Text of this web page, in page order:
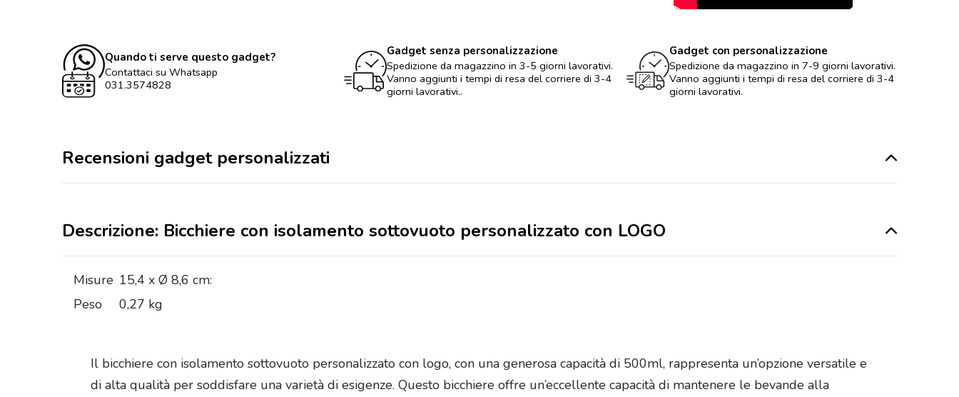
Quando ti serve questo gadget?
Contattaci su Whatsapp
031.3574828
Gadget senza personalizzazione
Spedizione da magazzino in 3-5 giorni lavorativi.
Vanno aggiunti i tempi di resa del corriere di 3-4
giorni lavorativi..
Gadget con personalizzazione
Spedizione da magazzino in 7-9 giorni lavorativi.
Vanno aggiunti i tempi di resa del corriere di 3-4
giorni lavorativi.
Recensioni gadget personalizzati
Descrizione: Bicchiere con isolamento sottovuoto personalizzato con LOGO
Misure 15,4 x Ø 8,6 cm:
Peso
0,27 kg
Il bicchiere con isolamento sottovuoto personalizzato con logo, con una generosa capacità di 500ml, rappresenta un’opzione versatile e
di alta qualità per soddisfare una varietà di esigenze. Questo bicchiere offre un’eccellente capacità di mantenere le bevande alla